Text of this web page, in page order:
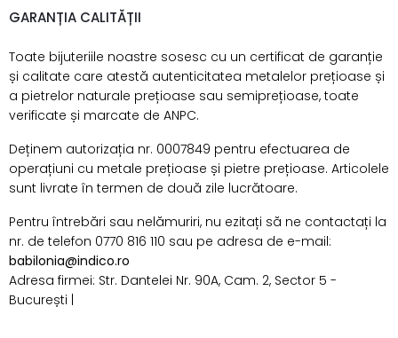
GARANȚIA CALITĂȚII
Toate bijuteriile noastre sosesc cu un certificat de garanție
și calitate care atestă autenticitatea metalelor prețioase și
a pietrelor naturale prețioase sau semiprețioase, toate
verificate și marcate de ANPC.
Deținem autorizația nr. 0007849 pentru efectuarea de
operațiuni cu metale prețioase și pietre prețioase. Articolele
sunt livrate în termen de două zile lucrătoare.
Pentru întrebări sau nelămuriri, nu ezitați să ne contactați la
nr. de telefon 0770 816 110 sau pe adresa de e-mail:
babilonia@indico.ro
Adresa firmei: Str. Dantelei Nr. 90A, Cam. 2, Sector 5 -
București |